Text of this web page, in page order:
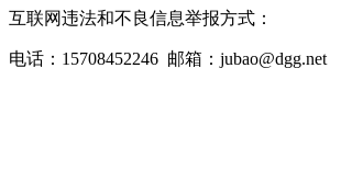
互联网违法和不良信息举报方式：
电话：15708452246 邮箱：jubao@dgg.net